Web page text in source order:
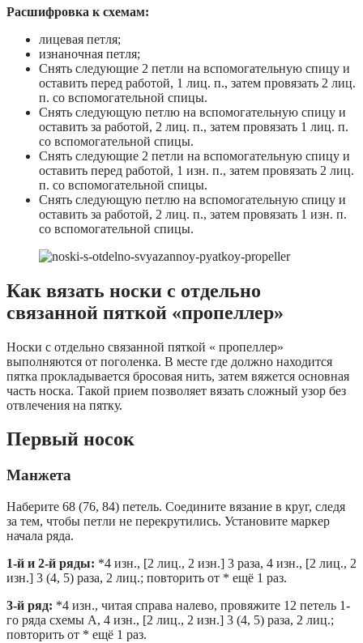
Расшифровка к схемам:
лицевая петля;
изнаночная петля;
Снять следующие 2 петли на вспомогательную спицу и
оставить перед работой, 1 лиц. п., затем провязать 2 лиц.
п. со вспомогательной спицы.
Снять следующую петлю на вспомогательную спицу и
оставить за работой, 2 лиц. п., затем провязать 1 лиц. п.
со вспомогательной спицы.
Снять следующие 2 петли на вспомогательную спицу и
оставить перед работой, 1 изн. п., затем провязать 2 лиц.
п. со вспомогательной спицы.
Снять следующую петлю на вспомогательную спицу и
оставить за работой, 2 лиц. п., затем провязать 1 изн. п.
со вспомогательной спицы.
Как вязать носки с отдельно
связанной пяткой «пропеллер»
Носки с отдельно связанной пяткой « пропеллер»
выполняются от поголенка. В месте где должно находится
пятка прокладывается бросовая нить, затем вяжется основная
часть носка. Такой прием позволяет вязать сложный узор без
отвлечения на пятку.
Первый носок
Манжета
Наберите 68 (76, 84) петель. Соедините вязание в круг, следя
за тем, чтобы петли не перекрутились. Установите маркер
начала ряда.
1-й и 2-й ряды: *4 изн., [2 лиц., 2 изн.] 3 раза, 4 изн., [2 лиц., 2
изн.] 3 (4, 5) раза, 2 лиц.; повторить от * ещё 1 раз.
3-й ряд: *4 изн., читая справа налево, провяжите 12 петель 1-
го ряда схемы A, 4 изн., [2 лиц., 2 изн.] 3 (4, 5) раза, 2 лиц.;
повторить от * ещё 1 раз.